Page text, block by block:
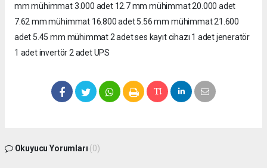
mm mühimmat 3.000 adet 12.7 mm mühimmat 20.000 adet
7.62 mm mühimmat 16.800 adet 5.56 mm mühimmat 21.600
adet 5.45 mm mühimmat 2 adet ses kayıt cihazı 1 adet jeneratör
1 adet invertör 2 adet UPS
Okuyucu Yorumları (0)